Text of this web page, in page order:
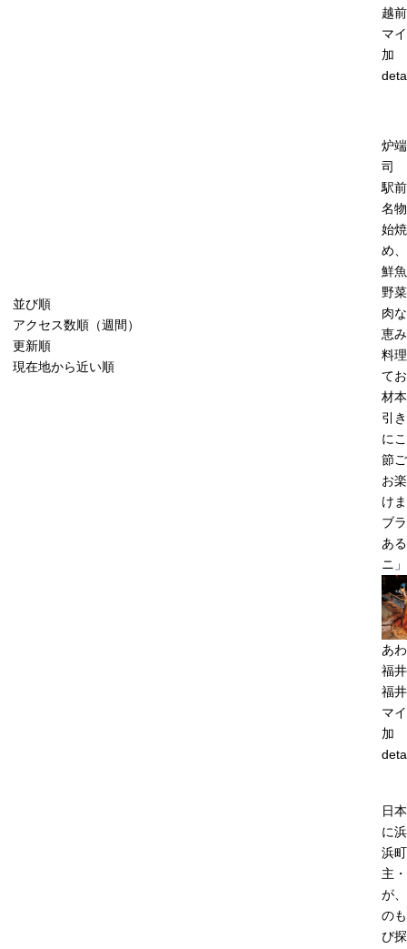
並び順
アクセス数順（週間）
更新順
現在地から近い順
越
マ
加
炉
司
駅
名
始
め
鮮
野
肉
恵
料
て
材
引
に
節
お
け
ブ
あ
ニ
あ
福
福
マ
加
日
に
浜
主
が
の
び